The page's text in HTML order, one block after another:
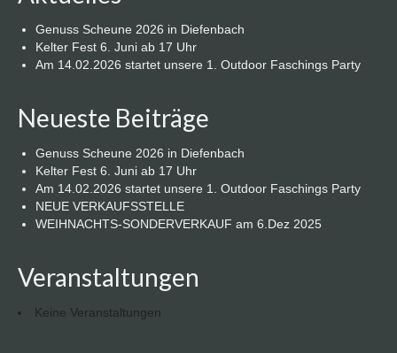
Genuss Scheune 2026 in Diefenbach
Kelter Fest 6. Juni ab 17 Uhr
Am 14.02.2026 startet unsere 1. Outdoor Faschings Party
Neueste Beiträge
Genuss Scheune 2026 in Diefenbach
Kelter Fest 6. Juni ab 17 Uhr
Am 14.02.2026 startet unsere 1. Outdoor Faschings Party
NEUE VERKAUFSSTELLE
WEIHNACHTS-SONDERVERKAUF am 6.Dez 2025
Veranstaltungen
Keine Veranstaltungen